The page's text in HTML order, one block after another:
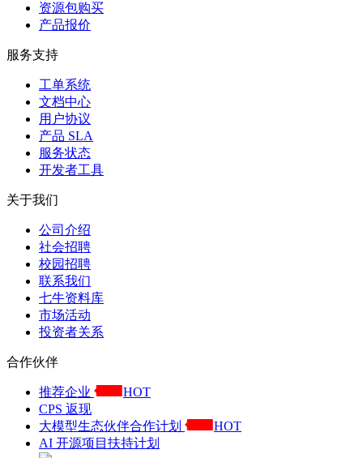
资源包购买
产品报价
服务支持
工单系统
文档中心
用户协议
产品 SLA
服务状态
开发者工具
关于我们
公司介绍
社会招聘
校园招聘
联系我们
七牛资料库
市场活动
投资者关系
合作伙伴
推荐企业
HOT
CPS 返现
大模型生态伙伴合作计划
HOT
AI 开源项目扶持计划